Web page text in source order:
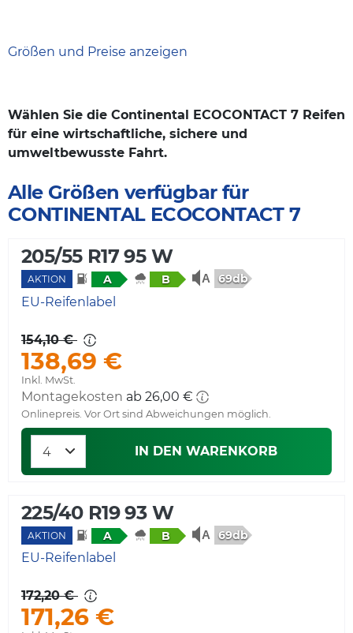
Größen und Preise anzeigen
Wählen Sie die Continental ECOCONTACT 7 Reifen
für eine wirtschaftliche, sichere und
umweltbewusste Fahrt.
Alle Größen verfügbar für
CONTINENTAL ECOCONTACT 7
205/55 R17 95 W
AKTION A B 69db
EU-Reifenlabel
154,10 €
138,69 €
Inkl. MwSt.
Montagekosten ab 26,00 €
Onlinepreis. Vor Ort sind Abweichungen möglich.
IN DEN WARENKORB
225/40 R19 93 W
AKTION A B 69db
EU-Reifenlabel
172,20 €
171,26 €